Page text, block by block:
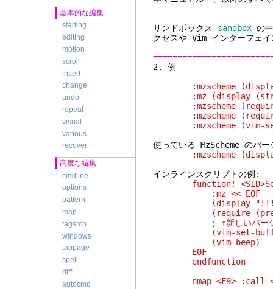
基本的な編集
starting
editing
motion
scroll
insert
change
undo
repeat
visual
various
recover
高度な編集
cmdline
options
pattern
map
tagsrch
windows
tabpage
spell
diff
autocmd
サンドボックス sandbox の
クセスや Vim インターフェイ
2.
:mzscheme
:mz (display (string-
:mzscheme (require
:mzscheme (require
:mzscheme (vim-
使っている MzScheme のバ
:mzscheme
インラインスクリプトの例:
function!
:mz << EOF
(display
(require (prefix
; ↑新しいバージョ
(vim-set-buff-
(vim-beep)
EOF
endfunction
nmap <F9> :call